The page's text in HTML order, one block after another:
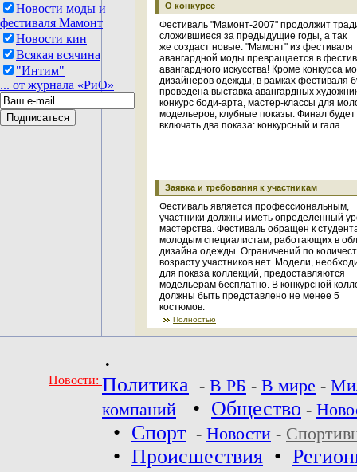
Новости моды и
фестиваля Мамонт
Новости кин
Всякая всячина
"Интим"
... от журнала «РиО»
О конкурсе
Фестиваль "Мамонт-2007" продолжит
сложившиеся за предыдущие годы, а так
же создаст новые: "Мамонт" из фестиваля
авангардной моды превращается в
авангардного искусства! Кроме конкурса
дизайнеров одежды, в рамках фестиваля
проведена выставка авангардных
конкурс боди-арта, мастер-классы для
модельеров, клубные показы. Финал будет
включать два показа: конкурсный и гала.
Заявка и требования к участникам
Фестиваль является профессиональным,
участники должны иметь определенный
мастерства. Фестиваль обращен к
молодым специалистам, работающих в
дизайна одежды. Ограничений по
возрасту участников нет. Модели,
для показа коллекций, предоставляются
модельерам бесплатно. В конкурсной
должны быть представлено не менее 5
костюмов.
Полностью
•
Новости: Политика - В РБ - В мире -
компаний
• Общество -
• Спорт - Новости -
• Происшествия •